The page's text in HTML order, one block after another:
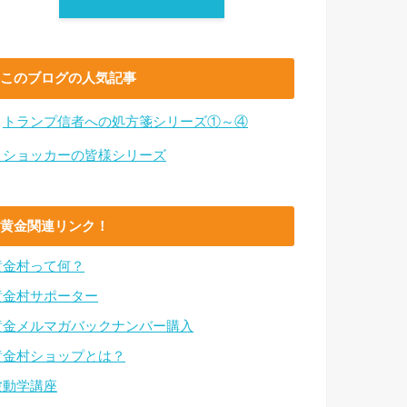
このブログの人気記事
トランプ信者への処方箋シリーズ①～④
ショッカーの皆様シリーズ
黄金関連リンク！
村って何？
金村サポーター
金メルマガバックナンバー購入
金村ショップとは？
動学講座